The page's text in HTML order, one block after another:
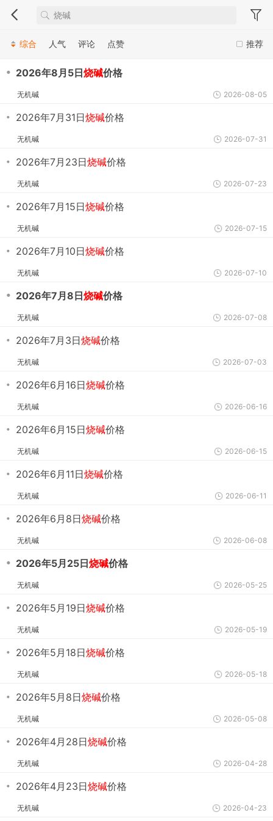
推荐
综合 人气 评论 点赞
・ 2026年8月5日烧碱价格
无机碱 2026-08-05
・ 2026年7月31日烧碱价格
无机碱 2026-07-31
・ 2026年7月23日烧碱价格
无机碱 2026-07-23
・ 2026年7月15日烧碱价格
无机碱 2026-07-15
・ 2026年7月10日烧碱价格
无机碱 2026-07-10
・ 2026年7月8日烧碱价格
无机碱 2026-07-08
・ 2026年7月3日烧碱价格
无机碱 2026-07-03
・ 2026年6月16日烧碱价格
无机碱 2026-06-16
・ 2026年6月15日烧碱价格
无机碱 2026-06-15
・ 2026年6月11日烧碱价格
无机碱 2026-06-11
・ 2026年6月8日烧碱价格
无机碱 2026-06-08
・ 2026年5月25日烧碱价格
无机碱 2026-05-25
・ 2026年5月19日烧碱价格
无机碱 2026-05-19
・ 2026年5月18日烧碱价格
无机碱 2026-05-18
・ 2026年5月8日烧碱价格
无机碱 2026-05-08
・ 2026年4月28日烧碱价格
无机碱 2026-04-28
・ 2026年4月23日烧碱价格
无机碱 2026-04-23